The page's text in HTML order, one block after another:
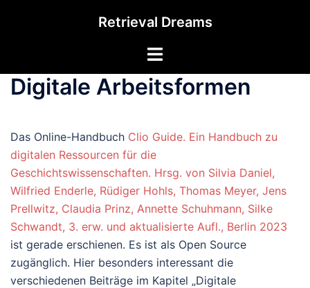
Retrieval Dreams
Menü
Digitale Arbeitsformen
Das Online-Handbuch Clio Guide. Ein Handbuch zu
digitalen Ressourcen für die
Geschichtswissenschaften. Hrsg. von Silvia Daniel,
Wilfried Enderle, Rüdiger Hohls, Thomas Meyer, Jens
Prellwitz, Claudia Prinz, Annette Schuhmann, Silke
Schwandt, 3. erw. und aktualisierte Aufl., Berlin 2023
ist gerade erschienen. Es ist als Open Source
zugänglich. Hier besonders interessant die
verschiedenen Beiträge im Kapitel „Digitale